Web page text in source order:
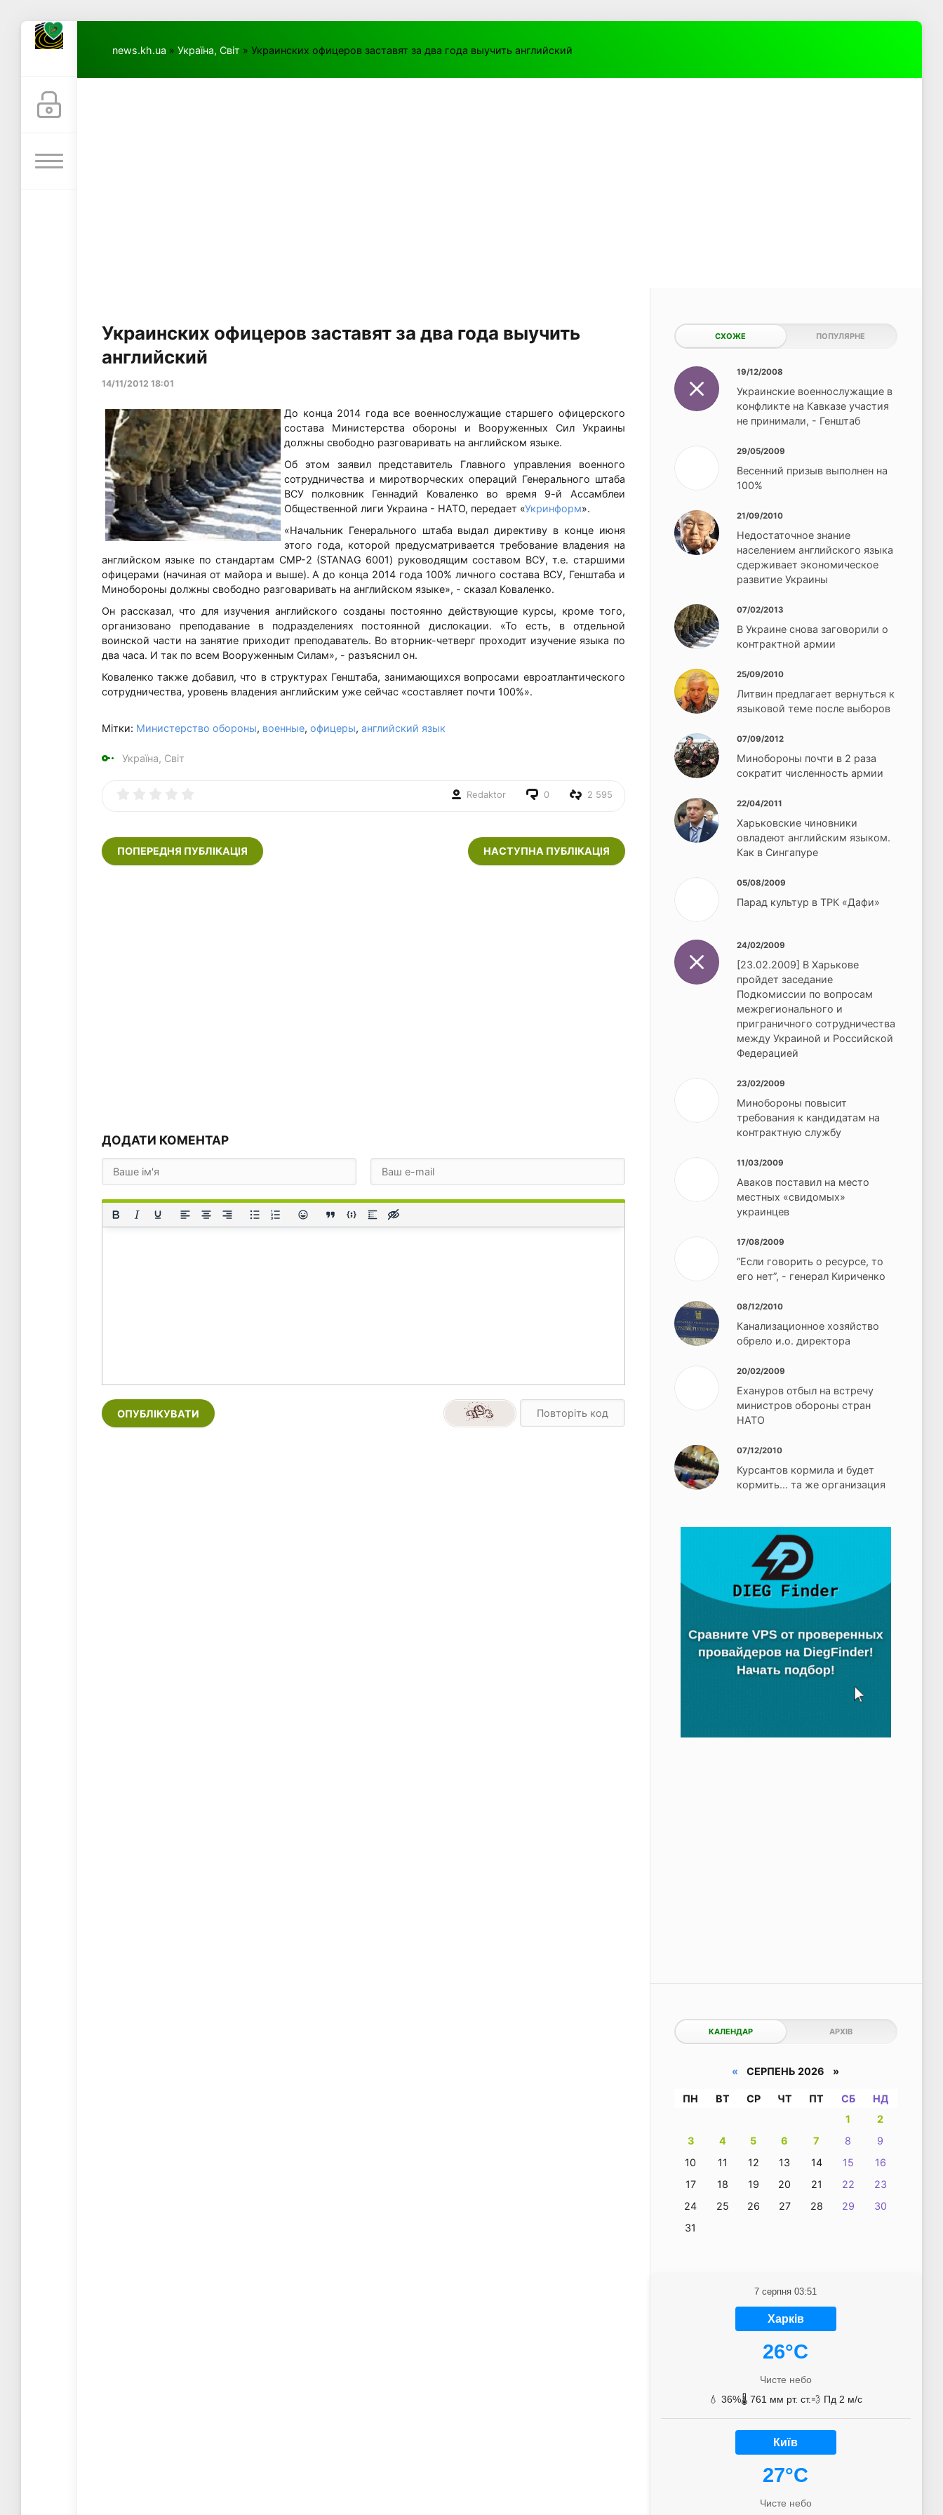
news.kh.ua » Україна, Світ » Украинских офицеров заставят за два года выучить английский
Украинских офицеров заставят за два года выучить
английский
14/11/2012 18:01
До конца 2014 года все военнослужащие старшего офицерского
состава Министерства обороны и Вооруженных Сил Украины
должны свободно разговаривать на английском языке.
Об этом заявил представитель Главного управления военного
сотрудничества и миротворческих операций Генерального штаба
ВСУ полковник Геннадий Коваленко во время 9-й Ассамблеи
Общественной лиги Украина - НАТО, передает «Укринформ».
«Начальник Генерального штаба выдал директиву в конце июня
этого года, которой предусматривается требование владения на
английском языке по стандартам СМР-2 (STANAG 6001) руководящим составом ВСУ, т.е. старшими
офицерами (начиная от майора и выше). А до конца 2014 года 100% личного состава ВСУ, Генштаба и
Минобороны должны свободно разговаривать на английском языке», - сказал Коваленко.
Он рассказал, что для изучения английского созданы постоянно действующие курсы, кроме того,
организовано преподавание в подразделениях постоянной дислокации. «То есть, в отдельной
воинской части на занятие приходит преподаватель. Во вторник-четверг проходит изучение языка по
два часа. И так по всем Вооруженным Силам», - разъяснил он.
Коваленко также добавил, что в структурах Генштаба, занимающихся вопросами евроатлантического
сотрудничества, уровень владения английским уже сейчас «составляет почти 100%».
Мітки: Министерство обороны, военные, офицеры, английский язык
Україна, Світ
Redaktor 0 2 595
ПОПЕРЕДНЯ ПУБЛІКАЦІЯ НАСТУПНА ПУБЛІКАЦІЯ
ДОДАТИ КОМЕНТАР
ОПУБЛІКУВАТИ
СХОЖЕ ПОПУЛЯРНЕ
19/12/2008
Украинские военнослужащие в
конфликте на Кавказе участия
не принимали, - Генштаб
29/05/2009
Весенний призыв выполнен на
100%
21/09/2010
Недостаточное знание
населением английского языка
сдерживает экономическое
развитие Украины
07/02/2013
В Украине снова заговорили о
контрактной армии
25/09/2010
Литвин предлагает вернуться к
языковой теме после выборов
07/09/2012
Минобороны почти в 2 раза
сократит численность армии
22/04/2011
Харьковские чиновники
овладеют английским языком.
Как в Сингапуре
05/08/2009
Парад культур в ТРК «Дафи»
24/02/2009
[23.02.2009] В Харькове
пройдет заседание
Подкомиссии по вопросам
межрегионального и
приграничного сотрудничества
между Украиной и Российской
Федерацией
23/02/2009
Минобороны повысит
требования к кандидатам на
контрактную службу
11/03/2009
Аваков поставил на место
местных «свидомых»
украинцев
17/08/2009
“Если говорить о ресурсе, то
его нет”, - генерал Кириченко
08/12/2010
Канализационное хозяйство
обрело и.о. директора
20/02/2009
Ехануров отбыл на встречу
министров обороны стран
НАТО
07/12/2010
Курсантов кормила и будет
кормить... та же организация
КАЛЕНДАР АРХІВ
« СЕРПЕНЬ 2026 »
ПН ВТ СР ЧТ ПТ СБ
НД
1
2
3
4 5 6 7 8
9
10
11 12 13 14 15
16
17
18 19 20 21 22
23
24
25 26 27 28 29
30
31
7 серпня 03:51
Харків
26°C
Чисте небо
💧 36%🌡️ 761 мм рт. ст.💨 Пд 2 м/с
Київ
27°C
Чисте небо